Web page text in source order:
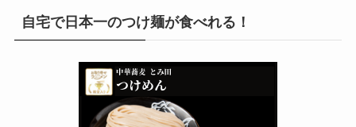
自宅で日本一のつけ麺が食べれる！